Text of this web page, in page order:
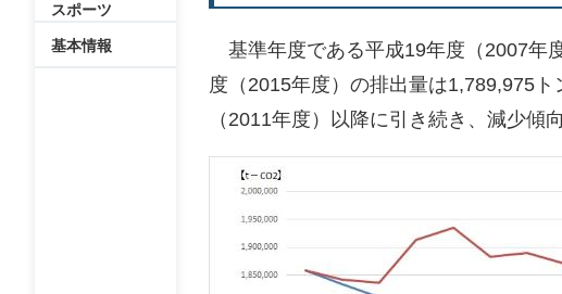
スポーツ
基本情報
基準年度である平成19年度（2007年
度（2015年度）の排出量は1,789,975
（2011年度）以降に引き続き、減少傾